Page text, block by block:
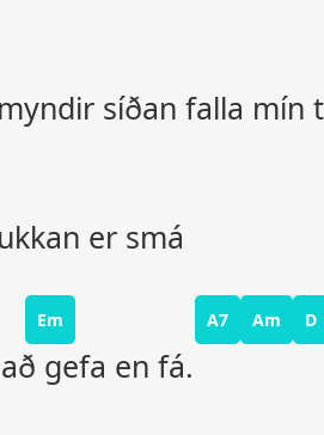
síðan falla mín
er smá
Em A7 Am D
gefa en fá.